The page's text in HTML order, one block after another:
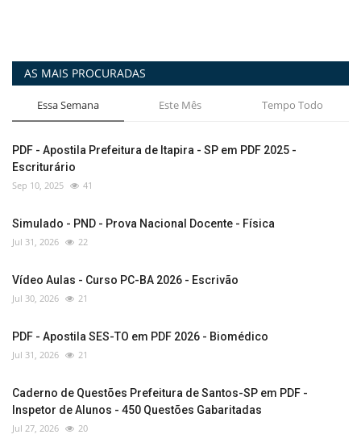
AS MAIS PROCURADAS
Essa Semana Este Mês Tempo Todo
PDF - Apostila Prefeitura de Itapira - SP em PDF 2025 -
Escriturário
Sep 10, 2025 41
Simulado - PND - Prova Nacional Docente - Física
Jul 31, 2026 22
Vídeo Aulas - Curso PC-BA 2026 - Escrivão
Jul 30, 2026 21
PDF - Apostila SES-TO em PDF 2026 - Biomédico
Jul 31, 2026 21
Caderno de Questões Prefeitura de Santos-SP em PDF -
Inspetor de Alunos - 450 Questões Gabaritadas
Jul 27, 2026 20